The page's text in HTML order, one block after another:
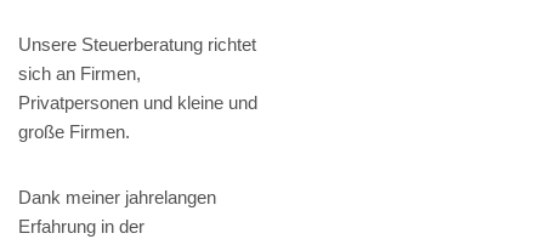
Unsere Steuerberatung richtet
sich an Firmen,
Privatpersonen und kleine und
große Firmen.
Dank meiner jahrelangen
Erfahrung in der